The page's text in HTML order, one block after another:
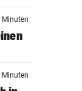
Minuten
Minuten